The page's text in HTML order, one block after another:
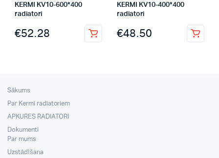
KERMI KV10-600*400
radiatori
€52.28
KERMI KV10-400*400
radiatori
€48.50
Sākums
Par Kermi radiatoriem
APKURES RADIATORI
Dokumenti
Par mums
Uzstādīšana